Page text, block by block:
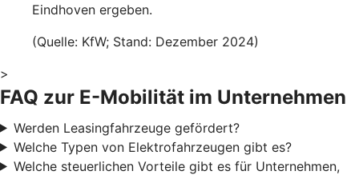
Eindhoven ergeben.
(Quelle: KfW; Stand: Dezember 2024)
>
FAQ zur E-Mobilität im Unternehmen
Werden Leasingfahrzeuge gefördert?
Welche Typen von Elektrofahrzeugen gibt es?
Welche steuerlichen Vorteile gibt es für Unternehmen,